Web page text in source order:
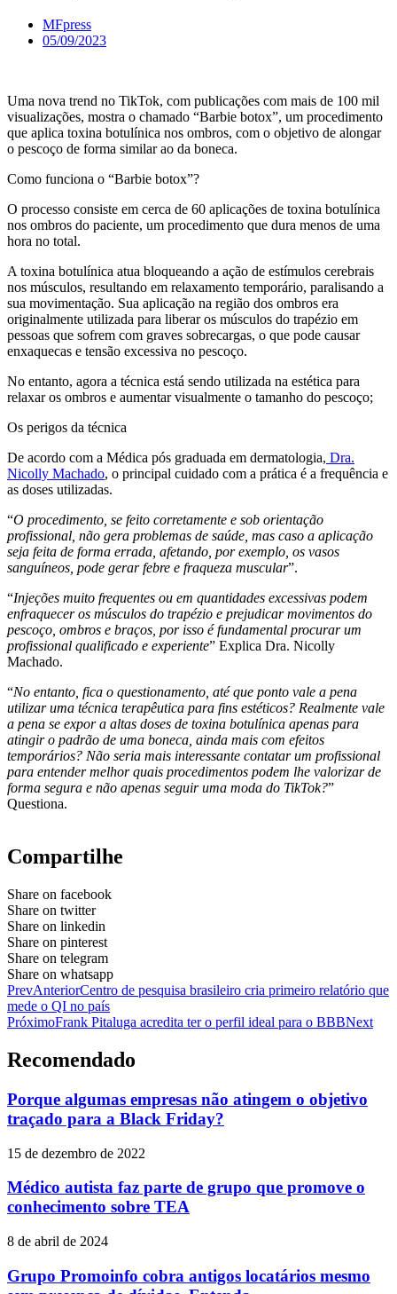
MFpress
05/09/2023
Uma nova trend no TikTok, com publicações com mais de 100 mil
visualizações, mostra o chamado “Barbie botox”, um procedimento
que aplica toxina botulínica nos ombros, com o objetivo de alongar
o pescoço de forma similar ao da boneca.
Como funciona o “Barbie botox”?
O processo consiste em cerca de 60 aplicações de toxina botulínica
nos ombros do paciente, um procedimento que dura menos de uma
hora no total.
A toxina botulínica atua bloqueando a ação de estímulos cerebrais
nos músculos, resultando em relaxamento temporário, paralisando a
sua movimentação. Sua aplicação na região dos ombros era
originalmente utilizada para liberar os músculos do trapézio em
pessoas que sofrem com graves sobrecargas, o que pode causar
enxaquecas e tensão excessiva no pescoço.
No entanto, agora a técnica está sendo utilizada na estética para
relaxar os ombros e aumentar visualmente o tamanho do pescoço;
Os perigos da técnica
De acordo com a Médica pós graduada em dermatologia, Dra.
Nicolly Machado, o principal cuidado com a prática é a frequência e
as doses utilizadas.
“O procedimento, se feito corretamente e sob orientação
profissional, não gera problemas de saúde, mas caso a aplicação
seja feita de forma errada, afetando, por exemplo, os vasos
sanguíneos, pode gerar febre e fraqueza muscular”.
“Injeções muito frequentes ou em quantidades excessivas podem
enfraquecer os músculos do trapézio e prejudicar movimentos do
pescoço, ombros e braços, por isso é fundamental procurar um
profissional qualificado e experiente” Explica Dra. Nicolly
Machado.
“No entanto, fica o questionamento, até que ponto vale a pena
utilizar uma técnica terapêutica para fins estéticos? Realmente vale
a pena se expor a altas doses de toxina botulínica apenas para
atingir o padrão de uma boneca, ainda mais com efeitos
temporários? Não seria mais interessante contatar um profissional
para entender melhor quais procedimentos podem lhe valorizar de
forma segura e não apenas seguir uma moda do TikTok?”
Questiona.
Compartilhe
Share on facebook
Share on twitter
Share on linkedin
Share on pinterest
Share on telegram
Share on whatsapp
PrevAnteriorCentro de pesquisa brasileiro cria primeiro relatório que
mede o QI no país
PróximoFrank Pitaluga acredita ter o perfil ideal para o BBBNext
Recomendado
Porque algumas empresas não atingem o objetivo
traçado para a Black Friday?
15 de dezembro de 2022
Médico autista faz parte de grupo que promove o
conhecimento sobre TEA
8 de abril de 2024
Grupo Promoinfo cobra antigos locatários mesmo